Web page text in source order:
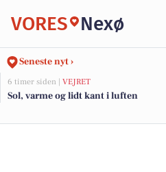
VORES Nexø
Seneste nyt ›
6 timer siden | VEJRET
Sol, varme og lidt kant i luften